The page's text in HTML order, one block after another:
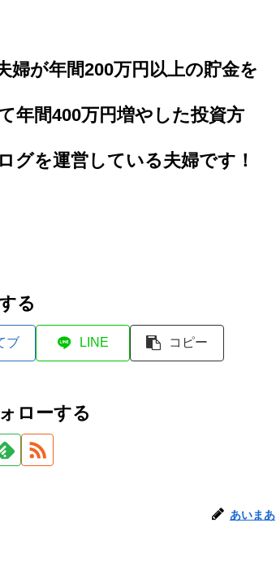
婦が年間200万円以上の貯金を
年間400万円増やした投資方
グを運営している夫婦です！
る
ブ LINE コピー
ローする
あいまあ